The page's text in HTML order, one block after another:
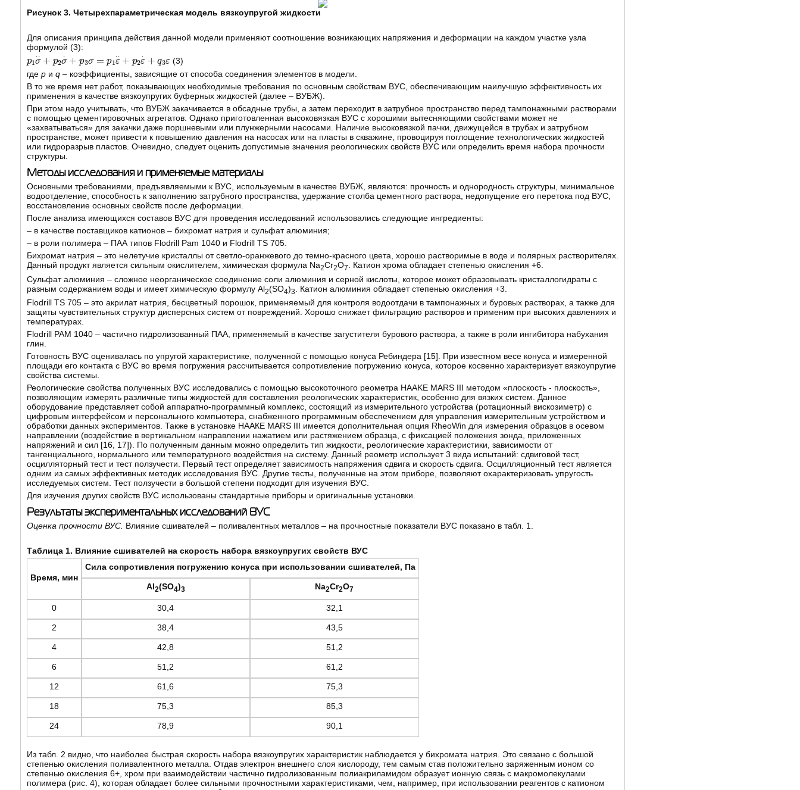
Рисунок 3. Четырехпараметрическая модель вязкоупругой жидкости
Для описания принципа действия данной модели применяют соотношение возникающих напряжения и деформации на каждом участке узла
формулой (3):
p 1σ .+ 2 σ. + ε 2ε
(3)
где pи q– коэффициенты, зависящие от способа соединения элементов в модели.
В то же время нет работ, показывающих необходимые требования по основным свойствам ВУС, обеспечивающим наилучшую эффективность их
применения в качестве вязкоупругих буферных жидкостей (далее – ВУБЖ).
При этом надо учитывать, что ВУБЖ закачивается в обсадные трубы, а затем переходит в затрубное пространство перед тампонажными растворами
с помощью цементировочных агрегатов. Однако приготовленная высоковязкая ВУС с хорошими вытесняющими свойствами может не
«захватываться» для закачки даже поршневыми или плунжерными насосами. Наличие высоковязкой пачки, движущейся в трубах и затрубном
пространстве, может привести к повышению давления на насосах или на пласты в скважине, провоцируя поглощение технологических жидкостей
или гидроразрыв пластов. Очевидно, следует оценить допустимые значения реологических свойств ВУС или определить время набора прочности
структуры.
Методы исследования и применяемые материалы
Основными требованиями, предъявляемыми к ВУС, используемым в качестве ВУБЖ, являются: прочность и однородность структуры, минимальное
водоотделение, способность к заполнению затрубного пространства, удержание столба цементного раствора, недопущение его перетока под ВУС,
восстановление основных свойств после деформации.
После анализа имеющихся составов ВУС для проведения исследований использовались следующие ингредиенты:
– в качестве поставщиков катионов – бихромат натрия и сульфат алюминия;
– в роли полимера – ПАА типов Flodrill Pam 1040 и Flodrill TS 705.
Бихромат натрия – это нелетучие кристаллы от светло-оранжевого до темно-красного цвета, хорошо растворимые в воде и полярных растворителях.
Данный продукт является сильным окислителем, химическая формула Na2Cr2O7
. Катион хрома обладает степенью окисления +6.
Сульфат алюминия – сложное неорганическое соединение соли алюминия и серной кислоты, которое может образовывать кристаллогидраты с
разным содержанием воды и имеет химическую формулу Al2(SO4)3
. Катион алюминия обладает степенью окисления +3.
Flodrill TS 705 – это акрилат натрия, бесцветный порошок, применяемый для контроля водоотдачи в тампонажных и буровых растворах, а также для
защиты чувствительных структур дисперсных систем от повреждений. Хорошо снижает фильтрацию растворов и применим при высоких давлениях и
температурах.
Flodrill PAM 1040 – частично гидролизованный ПАА, применяемый в качестве загустителя бурового раствора, а также в роли ингибитора набухания
глин.
Готовность ВУС оценивалась по упругой характеристике, полученной с помощью конуса Ребиндера [15]. При известном весе конуса и измеренной
площади его контакта с ВУС во время погружения рассчитывается сопротивление погружению конуса, которое косвенно характеризует вязкоупругие
свойства системы.
Реологические свойства полученных ВУС исследовались с помощью высокоточного реометра HAAKE MARS III методом «плоскость - плоскость»,
позволяющим измерять различные типы жидкостей для составления реологических характеристик, особенно для вязких систем. Данное
оборудование представляет собой аппаратно-программный комплекс, состоящий из измерительного устройства (ротационный вискозиметр) с
цифровым интерфейсом и персонального компьютера, снабженного программным обеспечением для управления измерительным устройством и
обработки данных экспериментов. Также в установке НААКЕ МАRS III имеется дополнительная опция RheoWin для измерения образцов в осевом
направлении (воздействие в вертикальном направлении нажатием или растяжением образца, с фиксацией положения зонда, приложенных
напряжений и сил [16, 17]). По полученным данным можно определить тип жидкости, реологические характеристики, зависимости от
тангенциального, нормального или температурного воздействия на систему. Данный реометр использует 3 вида испытаний: сдвиговой тест,
осцилляторный тест и тест ползучести. Первый тест определяет зависимость напряжения сдвига и скорость сдвига. Осцилляционный тест является
одним из самых эффективных методик исследования ВУС. Другие тесты, полученные на этом приборе, позволяют охарактеризовать упругость
исследуемых систем. Тест ползучести в большой степени подходит для изучения ВУС.
Для изучения других свойств ВУС использованы стандартные приборы и оригинальные установки.
Результаты экспериментальных исследований ВУС
Оценка прочности ВУС. Влияние сшивателей – поливалентных металлов – на прочностные показатели ВУС показано в табл. 1.
Таблица 1. Влияние сшивателей на скорость набора вязкоупругих свойств ВУС
Время, мин
Сила сопротивления погружению конуса при использовании сшивателей, Па
Al2(SO4)3 Na2Cr2O7
0 30,4 32,1
2 38,4 43,5
4 42,8 51,2
6 51,2 61,2
12 61,6 75,3
18 75,3 85,3
24 78,9 90,1
Из табл. 2 видно, что наиболее быстрая скорость набора вязкоупругих характеристик наблюдается у бихромата натрия. Это связано с большой
степенью окисления поливалентного металла. Отдав электрон внешнего слоя кислороду, тем самым став положительно заряженным ионом со
степенью окисления 6+, хром при взаимодействии частично гидролизованным полиакриламидом образует ионную связь с макромолекулами
полимера (рис. 4), которая обладает более сильными прочностными характеристиками, чем, например, при использовании реагентов с катионом